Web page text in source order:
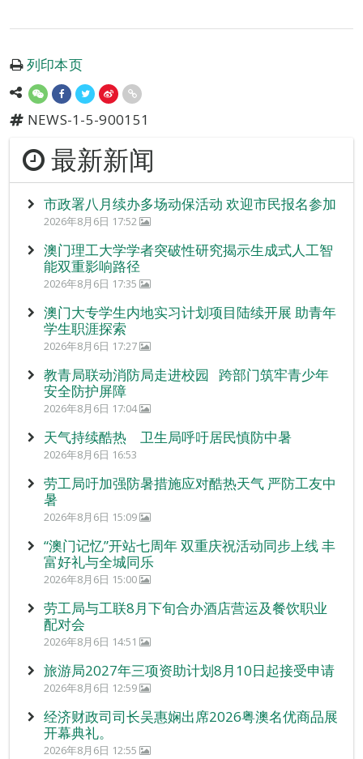
列印本页
NEWS-1-5-900151
最新新闻
市政署八月续办多场动保活动 欢迎市民报名参加
2026年8月6日 17:52
澳门理工大学学者突破性研究揭示生成式人工智
能双重影响路径
2026年8月6日 17:35
澳门大专学生内地实习计划项目陆续开展 助青年
学生职涯探索
2026年8月6日 17:27
教青局联动消防局走进校园 跨部门筑牢青少年
安全防护屏障
2026年8月6日 17:04
天气持续酷热 卫生局呼吁居民慎防中暑
2026年8月6日 16:53
劳工局吁加强防暑措施应对酷热天气 严防工友中
暑
2026年8月6日 15:09
“澳门记忆”开站七周年 双重庆祝活动同步上线 丰
富好礼与全城同乐
2026年8月6日 15:00
劳工局与工联8月下旬合办酒店营运及餐饮职业
配对会
2026年8月6日 14:51
旅游局2027年三项资助计划8月10日起接受申请
2026年8月6日 12:59
经济财政司司长吴惠娴出席2026粤澳名优商品展
开幕典礼。
2026年8月6日 12:55